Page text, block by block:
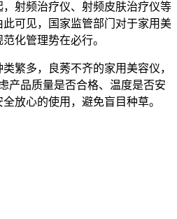
，射频治疗仪、射频皮肤治疗仪等
可见，国家监管部门对于家用美
化管理势在必行。
多，良莠不齐的家用美容仪，
产品质量是否合格、温度是否安
放心的使用，避免盲目种草。